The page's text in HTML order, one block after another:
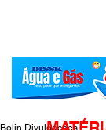
Bolin Divulgações